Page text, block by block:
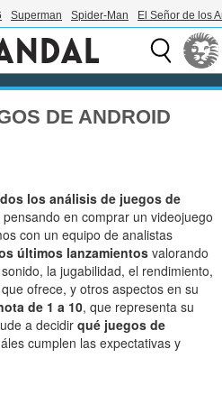
Superman Spider-Man El Señor de los
DE ANDROID
los análisis de juegos de
en comprar un videojuego
con un equipo de analistas
últimos lanzamientos valorando
la jugabilidad, el rendimiento,
ofrece, y otros aspectos en su
de 1 a 10, que representa su
a decidirqué juegos de
cumplen las expectativas y